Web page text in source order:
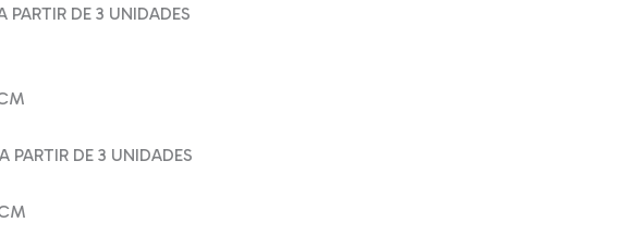
DE 3 UNIDADES
PARTIR DE 3 UNIDADES